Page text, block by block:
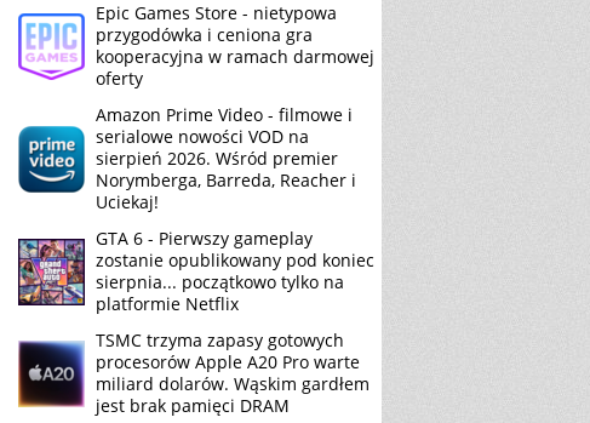
Epic Games Store - nietypowa
przygodówka i ceniona gra
kooperacyjna w ramach darmowej
oferty
Amazon Prime Video - filmowe i
serialowe nowości VOD na
sierpień 2026. Wśród premier
Norymberga, Barreda, Reacher i
Uciekaj!
GTA 6 - Pierwszy gameplay
zostanie opublikowany pod koniec
sierpnia... początkowo tylko na
platformie Netflix
TSMC trzyma zapasy gotowych
procesorów Apple A20 Pro warte
miliard dolarów. Wąskim gardłem
jest brak pamięci DRAM